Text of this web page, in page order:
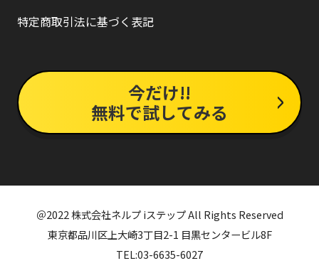
特定商取引法に基づく表記
今だけ!!
無料で試してみる
＠2022 株式会社ネルプ iステップ All Rights Reserved
東京都品川区上大崎3丁目2-1 目黒センタービル8F
TEL:03-6635-6027